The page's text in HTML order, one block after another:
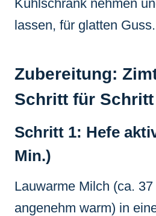
Kühlschrank nehmen
lassen, für glatten Guss.
Zubereitung:
Schritt für Schritt
Schritt 1: Hefe
Min.)
Lauwarme Milch (ca.
angenehm warm) in